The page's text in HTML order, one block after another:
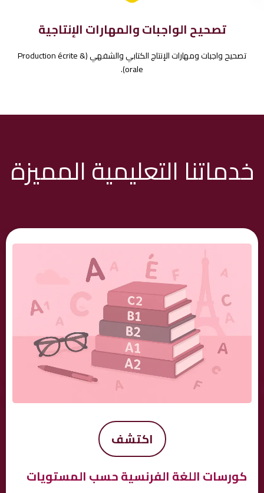
تصحيح الواجبات والمهارات الإنتاجية
تصحيح واجبات ومهارات الإنتاج الكتابي والشفهي (Production écrite &
orale).
خدماتنا التعليمية المميزة
اكتشف
كورسات اللغة الفرنسية حسب المستويات